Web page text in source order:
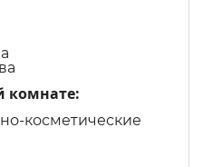
комнате:
косметические